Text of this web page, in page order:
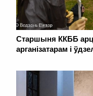
Старшыня ККББ
арганізатарам і